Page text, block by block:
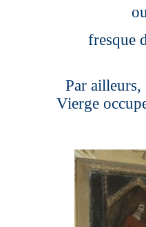
fresque
Par
Vierge